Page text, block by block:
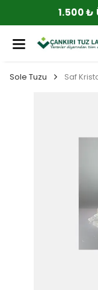
1.500 ₺
Sole Tuzu Saf